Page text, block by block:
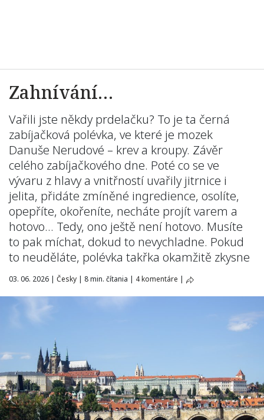
Zahnívání…
Vařili jste někdy prdelačku? To je ta černá
zabíjačková polévka, ve které je mozek
Danuše Nerudové – krev a kroupy. Závěr
celého zabíjačkového dne. Poté co se ve
vývaru z hlavy a vnitřností uvařily jitrnice i
jelita, přidáte zmíněné ingredience, osolíte,
opepříte, okořeníte, necháte projít varem a
hotovo… Tedy, ono ještě není hotovo. Musíte
to pak míchat, dokud to nevychladne. Pokud
to neuděláte, polévka takřka okamžitě zkysne
03. 06. 2026 | Česky | 8 min. čítania | 4 komentáre |